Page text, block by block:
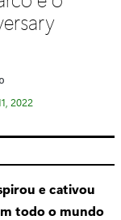
2022
e cativou
todo o mundo